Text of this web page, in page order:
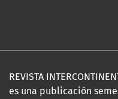
REVISTA
es una publicación